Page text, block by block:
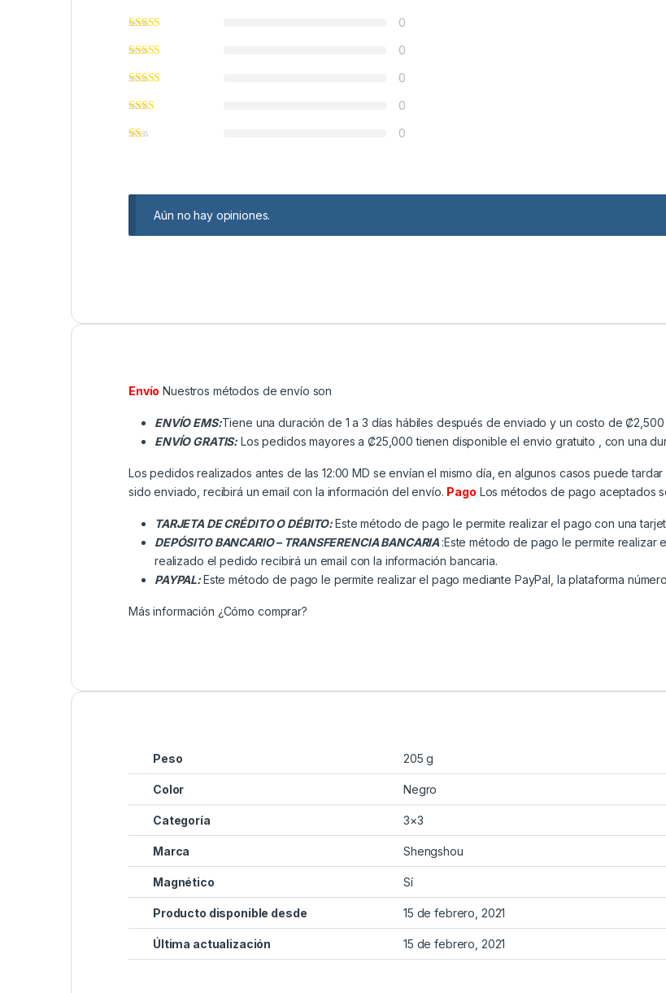
0
0
0
0
0
Aún no hay opiniones.
Envío Nuestros métodos de envío son
ENVÍO EMS:Tiene una duración de 1 a 3 días hábiles después de enviado y un costo de
ENVÍO GRATIS: Los pedidos mayores a ₡25,000 tienen disponible el envio gratuito , con una
Los pedidos realizados antes de las 12:00 MD se envían el mismo día, en algunos casos puede
sido enviado, recibirá un email con la información del envío. Pago Los métodos de pago aceptados
TARJETA DE CRÉDITO O DÉBITO:Este método de pago le permite realizar el pago con una
DEPÓSITO BANCARIO – TRANSFERENCIA BANCARIA :Este método de pago le permite
realizado el pedido recibirá un email con la información bancaria.
PAYPAL:Este método de pago le permite realizar el pago mediante PayPal, la plataforma
Más información ¿Cómo comprar?
Peso 205 g
Color Negro
Categoría 3×3
Marca Shengshou
Magnético Sí
Producto disponible desde 15 de febrero, 2021
Última actualización 15 de febrero, 2021